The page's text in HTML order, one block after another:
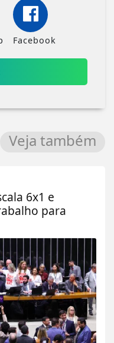
Facebook
Veja também
6x1 e
para